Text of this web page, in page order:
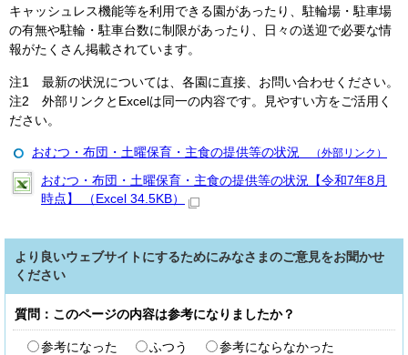
キャッシュレス機能等を利用できる園があったり、駐輪場・駐車場
の有無や駐輪・駐車台数に制限があったり、日々の送迎で必要な情
報がたくさん掲載されています。
注1 最新の状況については、各園に直接、お問い合わせください。
注2 外部リンクとExcelは同一の内容です。見やすい方をご活用く
ださい。
おむつ・布団・土曜保育・主食の提供等の状況 （外部リンク）
おむつ・布団・土曜保育・主食の提供等の状況【令和7年8月
時点】 （Excel 34.5KB）
より良いウェブサイトにするためにみなさまのご意見をお聞かせ
ください
質問：このページの内容は参考になりましたか？
参考になった ふつう 参考にならなかった